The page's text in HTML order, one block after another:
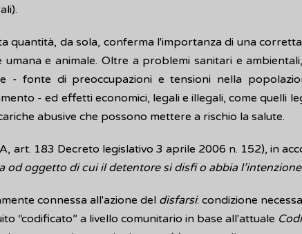
quantità, da sola, conferma l'importanza di una
umana e animale. Oltre a problemi sanitari e
- fonte di preoccupazioni e tensioni nella
- ed effetti economici, legali e illegali, come quelli
abusive che possono mettere a rischio la salute.
art. 183 Decreto legislativo 3 aprile 2006 n. 152), in
od oggetto di cui il detentore si disfi o abbia
connessa all'azione del disfarsi: condizione
“codificato” a livello comunitario in base all'attuale